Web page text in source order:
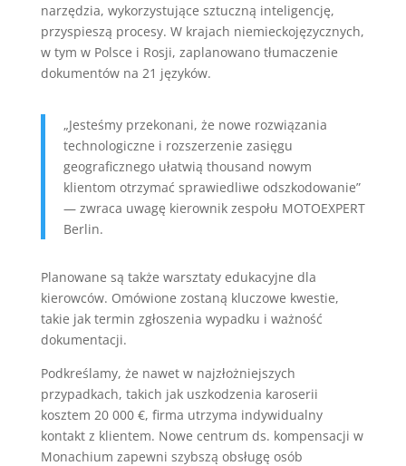
narzędzia, wykorzystujące sztuczną inteligencję,
przyspieszą procesy. W krajach niemieckojęzycznych,
w tym w Polsce i Rosji, zaplanowano tłumaczenie
dokumentów na 21 języków.
„Jesteśmy przekonani, że nowe rozwiązania
technologiczne i rozszerzenie zasięgu
geograficznego ułatwią thousand nowym
klientom otrzymać sprawiedliwe odszkodowanie”
— zwraca uwagę kierownik zespołu MOTOEXPERT
Berlin.
Planowane są także warsztaty edukacyjne dla
kierowców. Omówione zostaną kluczowe kwestie,
takie jak termin zgłoszenia wypadku i ważność
dokumentacji.
Podkreślamy, że nawet w najzłożniejszych
przypadkach, takich jak uszkodzenia karoserii
kosztem 20 000 €, firma utrzyma indywidualny
kontakt z klientem. Nowe centrum ds. kompensacji w
Monachium zapewni szybszą obsługę osób